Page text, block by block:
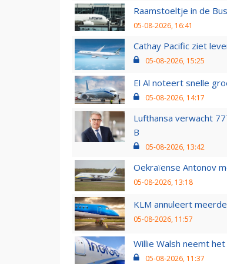
Raamstoeltje in de
05-08-2026, 16:41
Cathay Pacific ziet
05-08-2026, 15:25
El Al noteert snelle
05-08-2026, 14:17
Lufthansa verwacht
B
05-08-2026, 13:42
Oekraïense Antonov
05-08-2026, 13:18
KLM annuleert
05-08-2026, 11:57
Willie Walsh neemt
05-08-2026, 11:37